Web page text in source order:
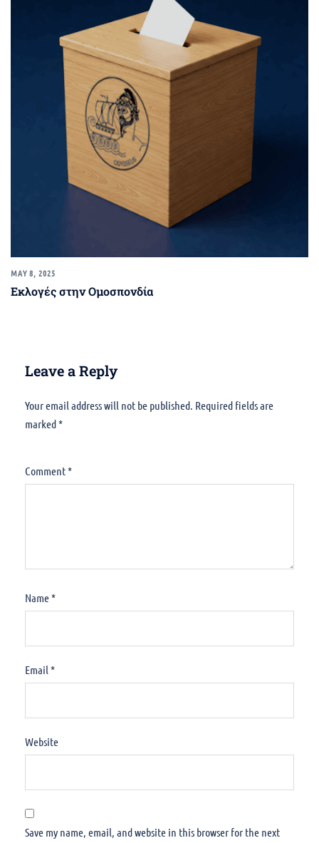
MAY 8, 2025
Εκλογές στην Ομοσπονδία
Leave a Reply
Your email address will not be published. Required fields are
marked*
Comment*
Name*
Email *
Website
Save my name, email, and website in this browser for the next
Alternative: